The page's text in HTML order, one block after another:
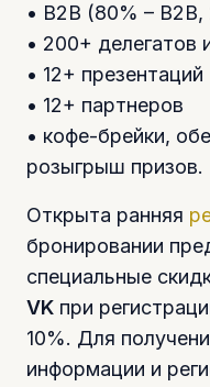
• B2B (80% –
• 200+ делегатов
• 12+ презентаций
• 12+ партнеров
• кофе-брейки,
розыгрыш призов.
Открыта ранняя
бронировании
специальные
VK при
10%. Для
информации и